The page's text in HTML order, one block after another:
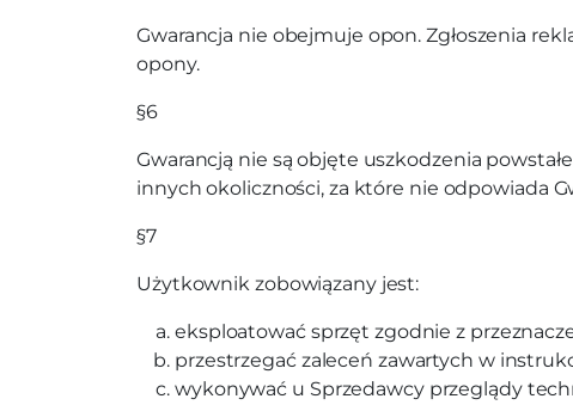
Gwarancja nie obejmuje opon. Zgłoszenia
opony.
§6
Gwarancją nie są objęte uszkodzenia
innych okoliczności, za które nie odpowiada
§7
Użytkownik zobowiązany jest:
eksploatować sprzęt zgodnie z
przestrzegać zaleceń zawartych w
wykonywać u Sprzedawcy przeglądy